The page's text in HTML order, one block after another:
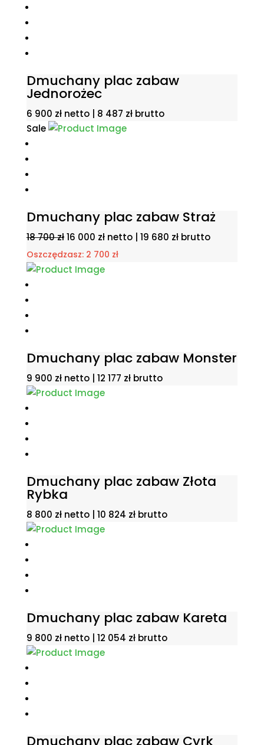
Dmuchany plac zabaw
Jednorożec
6 900 zł netto | 8 487 złbrutto
Sale
Dmuchany plac zabaw Straż
18 700zł Pierwotna
cena
wynosiła:
16 000 złAktualna
cena
wynosi:
netto | 19 680 złbrutto
Oszczędzasz: 2 700 zł
Dmuchany plac zabaw Monster
9 900 zł netto | 12 177 złbrutto
Dmuchany plac zabaw Złota
Rybka
8 800 zł netto | 10 824 złbrutto
Dmuchany plac zabaw Kareta
9 800 zł netto | 12 054 złbrutto
Dmuchany plac zabaw Cyrk